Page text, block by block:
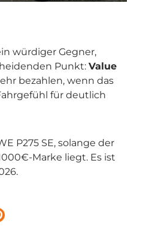
würdiger Gegner,
Punkt: Value
bezahlen, wenn das
für deutlich
P275 SE, solange der
Marke liegt. Es ist